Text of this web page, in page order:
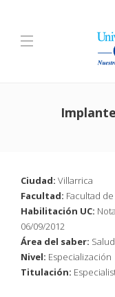
Ciudad: Villarrica
Facultad: Facultad
Habilitación UC:
06/09/2012
Área del saber: Salud
Nivel: Especialización
Titulación: